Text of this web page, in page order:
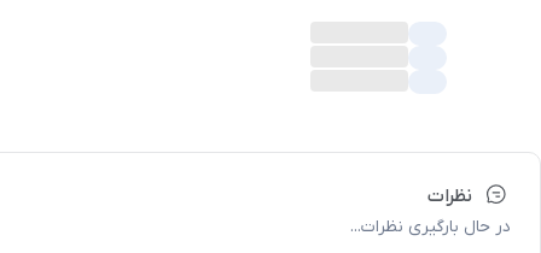
نظرات
در حال بارگیری نظرات...